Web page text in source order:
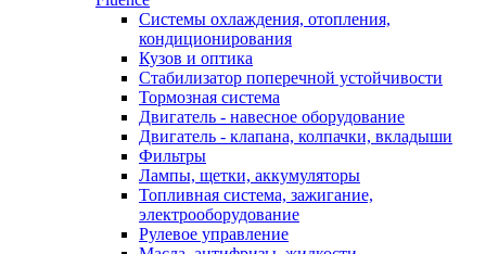
Системы охлаждения, отопления,
кондиционирования
Кузов и оптика
Стабилизатор поперечной устойчивости
Тормозная система
Двигатель - навесное оборудование
Двигатель - клапана, колпачки, вкладыши
Фильтры
Лампы, щетки, аккумуляторы
Топливная система, зажигание,
электрооборудование
Рулевое управление